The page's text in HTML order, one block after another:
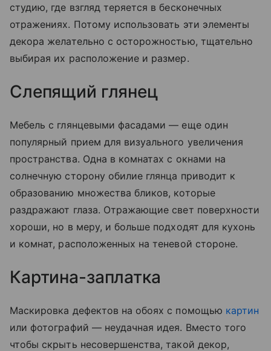
студию, где взгляд теряется в бесконечных
отражениях. Потому использовать эти элементы
декора желательно с осторожностью, тщательно
выбирая их расположение и размер.
Слепящий глянец
Мебель с глянцевыми фасадами — еще один
популярный прием для визуального увеличения
пространства. Одна в комнатах с окнами на
солнечную сторону обилие глянца приводит к
образованию множества бликов, которые
раздражают глаза. Отражающие свет поверхности
хороши, но в меру, и больше подходят для кухонь
и комнат, расположенных на теневой стороне.
Картина-заплатка
Маскировка дефектов на обоях с помощью картин
или фотографий — неудачная идея. Вместо того
чтобы скрыть несовершенства, такой декор,